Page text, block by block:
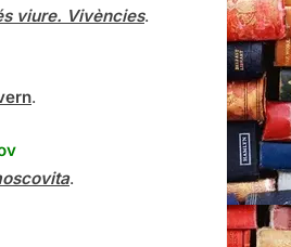
viure. Vivències.
.
.